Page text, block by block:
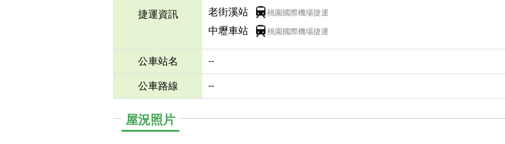
捷運資訊 老街溪站 桃園國際機場捷運
中壢車站 桃園國際機場捷運
公車站名 --
公車路線 --
屋況照片